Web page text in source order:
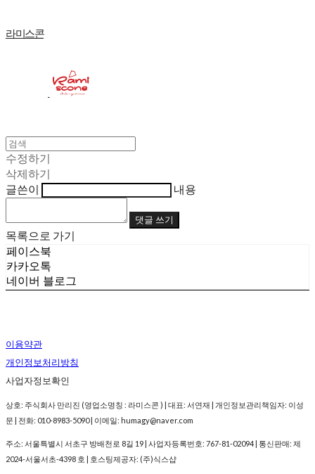
라미스콘
수정하기
삭제하기
글쓴이
내용
댓글 쓰기
목록으로 가기
페이스북
카카오톡
네이버 블로그
이용약관
개인정보처리방침
사업자정보확인
상호: 주식회사 만리진 (영업소명칭 : 라미스콘 ) | 대표: 서연재 | 개인정보관리책임자: 이성
문 | 전화: 010-8983-5090 | 이메일: humagy@naver.com
주소: 서울특별시 서초구 방배천로 8길 19 | 사업자등록번호: 767-81-02094 | 통신판매: 제
2024-서울서초-4398 호 | 호스팅제공자: (주)식스샵